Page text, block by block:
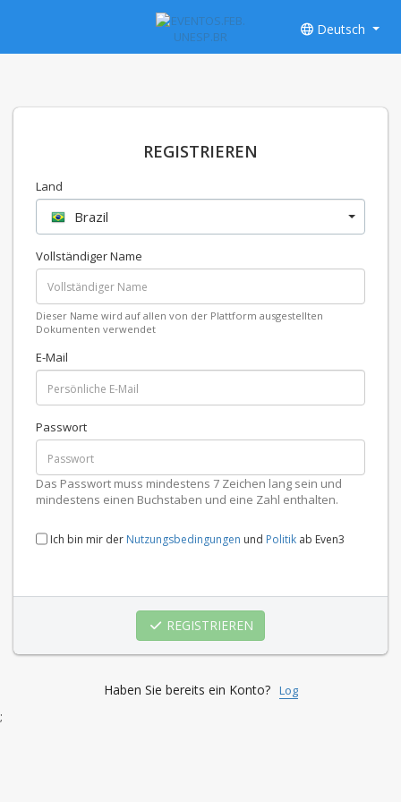
Deutsch
REGISTRIEREN
Land
Brazil
Vollständiger Name
Dieser Name wird auf allen von der Plattform ausgestellten
Dokumenten verwendet
E-Mail
Passwort
Das Passwort muss mindestens 7 Zeichen lang sein und
mindestens einen Buchstaben und eine Zahl enthalten.
Ich bin mir der Nutzungsbedingungen und Politik ab Even3
REGISTRIEREN
Haben Sie bereits ein Konto? Log
;